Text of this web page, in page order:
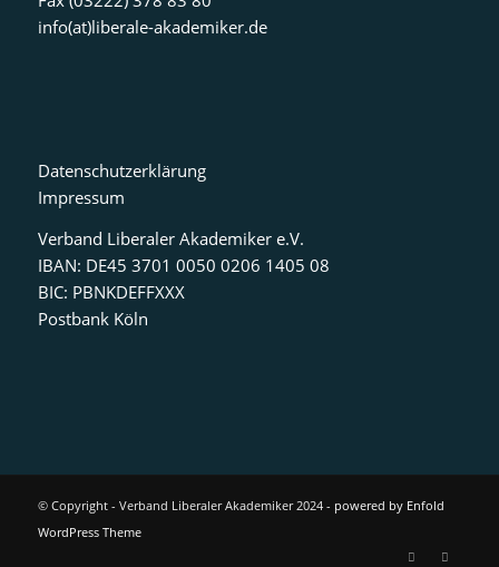
info(at)liberale-akademiker.de
Datenschutzerklärung
Impressum
Verband Liberaler Akademiker e.V.
IBAN: DE45 3701 0050 0206 1405 08
BIC: PBNKDEFFXXX
Postbank Köln
© Copyright - Verband Liberaler Akademiker 2024 - powered by Enfold
WordPress Theme